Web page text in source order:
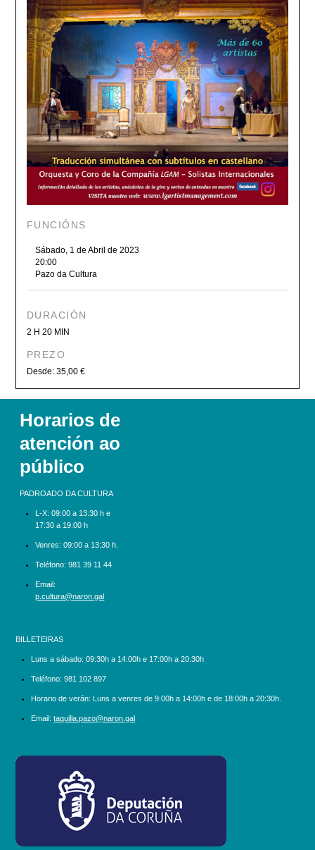
FUNCIÓNS
Sábado, 1 de Abril de 2023
20:00
Pazo da Cultura
DURACIÓN
2 H 20 MIN
PREZO
Desde: 35,00 €
Horarios de
atención ao
público
PADROADO DA CULTURA
L-X: 09:00 a 13:30 h e
17:30 a 19:00 h
Venres: 09:00 a 13:30 h.
Teléfono: 981 39 11 44
Email:
p.cultura@naron.gal
BILLETEIRAS
Luns a sábado: 09:30h a 14:00h e 17:00h a 20:30h
Teléfono: 981 102 897
Horario de verán: Luns a venres de 9:00h a 14:00h e de 18:00h a 20:30h.
Email: taquilla.pazo@naron.gal
logo_depcoruna.png